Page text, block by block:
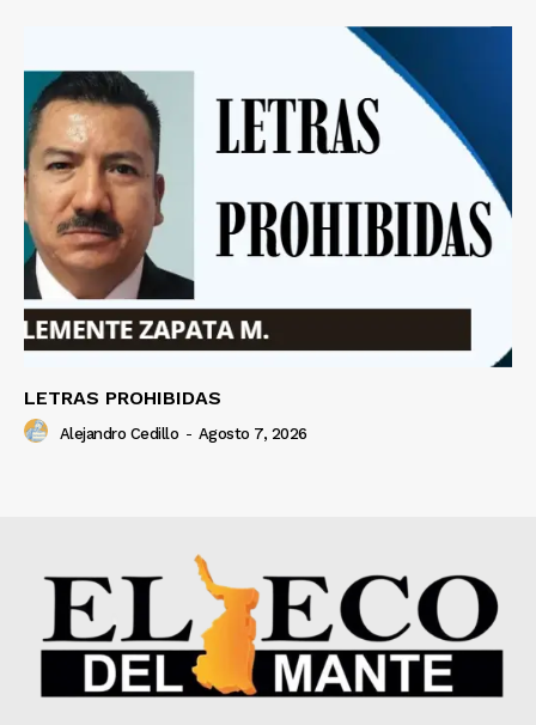
LETRAS PROHIBIDAS
Alejandro Cedillo - Agosto 7, 2026